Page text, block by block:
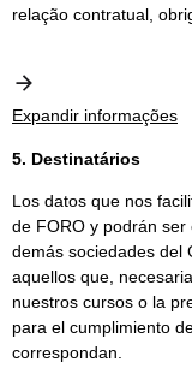
relação contratual,
Expandir informações
5. Destinatários
Los datos que nos
de FORO y podrán
demás sociedades del
aquellos que,
nuestros cursos o la
para el cumplimiento
correspondan.